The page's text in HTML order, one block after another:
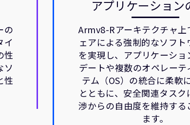
の
イ
性
ソ
性
アプリケーション
Armv8-Rアーキテクチャ上
ェアによる強制的なソフ
を実現し、アプリケーショ
デートや複数のオペレーテ
テム（OS）の統合に柔軟
とともに、安全関連タスク
渉からの自由度を維持する
ます。